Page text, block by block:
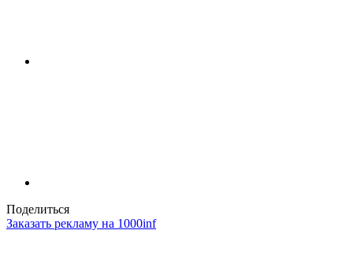
Поделиться
Заказать рекламу на 1000inf